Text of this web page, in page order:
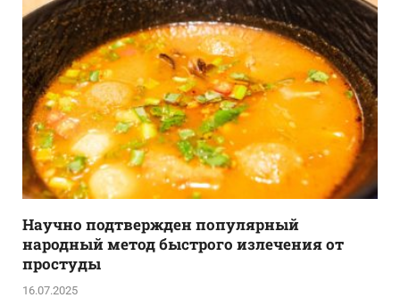
Научно подтвержден популярный
народный метод быстрого излечения от
простуды
16.07.2025